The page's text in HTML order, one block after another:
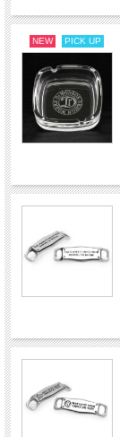
NEW PICK UP